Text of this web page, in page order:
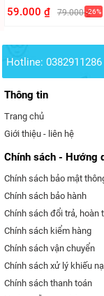
59.000 ₫ 79.000 ₫-26%
Hotline: 0382911286
Thông tin
Trang chủ
Giới thiệu - liên hệ
Chính sách - Hướng
Chính sách bảo mật
Chính sách bảo hành
Chính sách đổi trả, hoàn
Chính sách kiểm hàng
Chính sách vận chuyển
Chính sách xử lý khiếu
Chính sách thanh toán